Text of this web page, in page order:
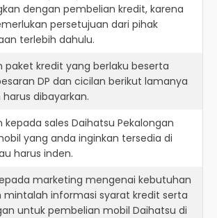
dengan pembelian kredit, karena
persetujuan dari pihak
terlebih dahulu.
paket kredit yang berlaku beserta
DP dan cicilan berikut lamanya
dibayarkan.
kepada sales Daihatsu Pekalongan
yang anda inginkan tersedia di
harus inden.
marketing mengenai kebutuhan
mintalah informasi syarat kredit serta
untuk pembelian mobil Daihatsu di